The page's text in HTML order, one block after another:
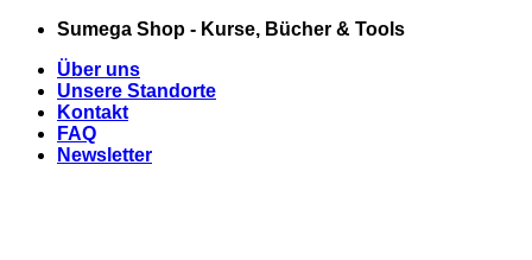
Zum
springen
Sumega Shop - Kurse, Bücher & Tools
Über uns
Unsere Standorte
Kontakt
FAQ
Newsletter